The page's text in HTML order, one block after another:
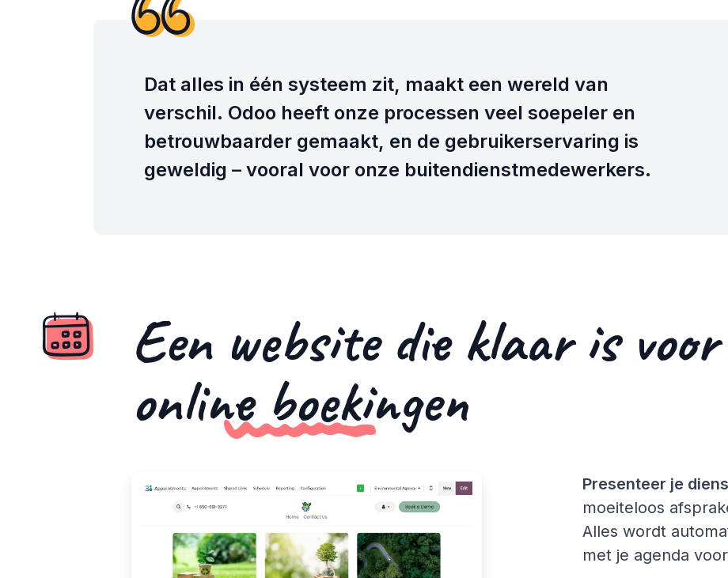
Dat alles in één systeem zit, maakt een wereld van
verschil. Odoo heeft onze processen veel soepeler en
betrouwbaarder gemaakt, en de gebruikerservaring is
geweldig – vooral voor onze buitendienstmedewerkers.
Een website die klaar is voor
online boekingen
Presenteer je
moeiteloos
Alles wordt
met je agenda